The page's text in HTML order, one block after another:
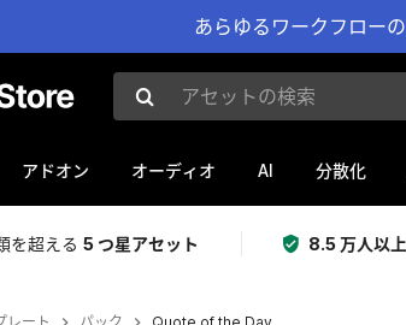
あらゆるワークフロー
アセットの検索
アドオン オーディオ AI 分散化
を超える 5 つ星アセット 8.5 万人以